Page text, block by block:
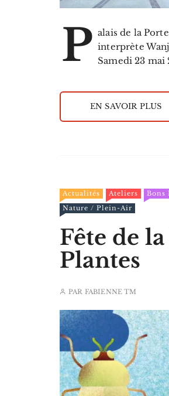
P alais de la
interprète
Samedi 23
EN SAVOIR PLUS
Actualités Ateliers Bons
Nature / Plein-Air
Fête de
Plantes
PAR FABIENNE TM